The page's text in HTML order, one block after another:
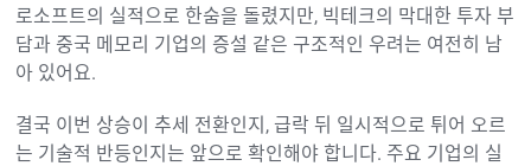
로소프트의 실적으로 한숨을 돌렸지만, 빅테크의 막대한 투자 부
담과 중국 메모리 기업의 증설 같은 구조적인 우려는 여전히 남
아 있어요.
결국 이번 상승이 추세 전환인지, 급락 뒤 일시적으로 튀어 오르
는 기술적 반등인지는 앞으로 확인해야 합니다. 주요 기업의 실